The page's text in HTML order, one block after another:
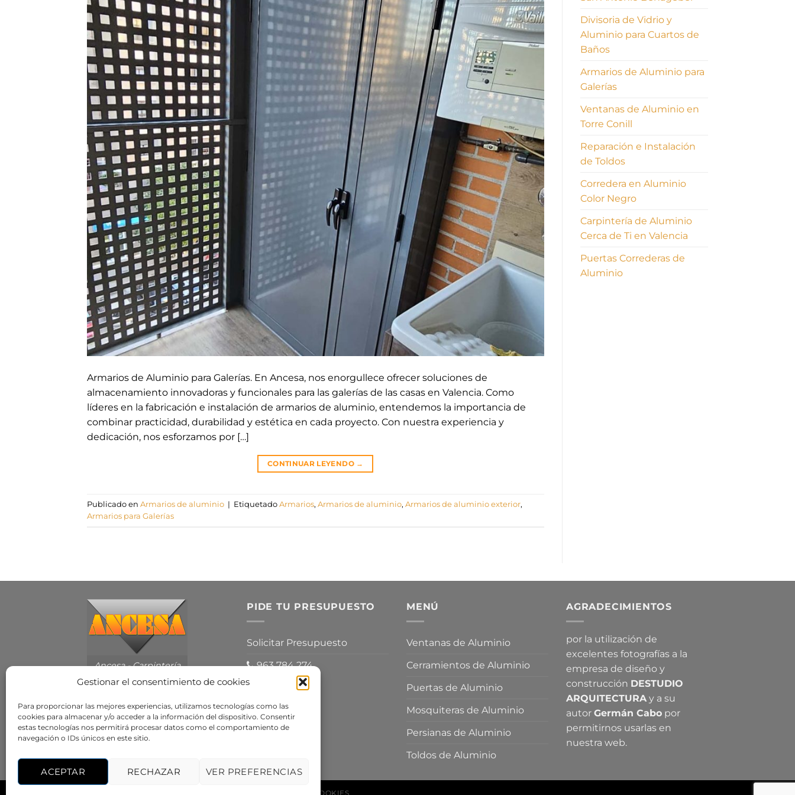
Gestionar el consentimiento de cookies
Para proporcionar las mejores experiencias, utilizamos tecnologías como las
cookies para almacenar y/o acceder a la información del dispositivo. Consentir
estas tecnologías nos permitirá procesar datos como el comportamiento de
navegación o IDs únicos en este sitio.
ACEPTAR RECHAZAR VER PREFERENCIAS
Armarios de Aluminio para Galerías. En Ancesa, nos enorgullece ofrecer soluciones de
almacenamiento innovadoras y funcionales para las galerías de las casas en Valencia. Como
líderes en la fabricación e instalación de armarios de aluminio, entendemos la importancia de
combinar practicidad, durabilidad y estética en cada proyecto. Con nuestra experiencia y
dedicación, nos esforzamos por […]
CONTINUAR LEYENDO →
Publicado en Armarios de aluminio | Etiquetado Armarios, Armarios de aluminio, Armarios de aluminio exterior,
Armarios para Galerías
Divisoria de Vidrio y
Aluminio para Cuartos de
Baños
Armarios de Aluminio para
Galerías
Ventanas de Aluminio en
Torre Conill
Reparación e Instalación
de Toldos
Corredera en Aluminio
Color Negro
Carpintería de Aluminio
Cerca de Ti en Valencia
Puertas Correderas de
Aluminio
Ancesa - Carpintería
de Aluminio en
PIDE TU PRESUPUESTO
Solicitar Presupuesto
963 784 274
MENÚ
Ventanas de Aluminio
Cerramientos de Aluminio
Puertas de Aluminio
Mosquiteras de Aluminio
Persianas de Aluminio
Toldos de Aluminio
AGRADECIMIENTOS
por la utilización de
excelentes fotografías a la
empresa de diseño y
construcción DESTUDIO
ARQUITECTURA y a su
autor Germán Cabo por
permitirnos usarlas en
nuestra web.
POLÍTICA DE COOKIES